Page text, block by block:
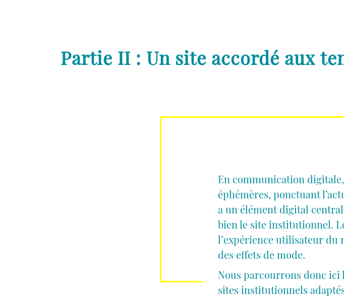
Partie II : Un site accordé aux
En communication
éphémères, ponctuant
a un élément digital
bien le site institutionnel.
l’expérience utilisateur du
des effets de mode.
Nous parcourrons donc ici
sites institutionnels